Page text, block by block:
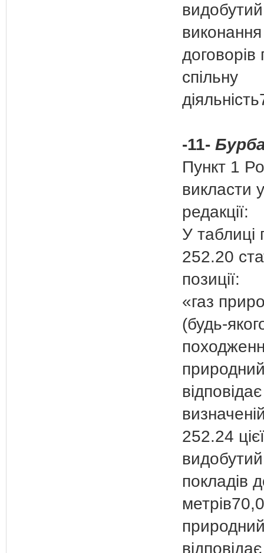
виконання
договорів
спільну
-11-
Пункт 1
викласти
редакції:
У таблиці
252.20
позиції:
«газ
(будь-
252.24
покладів